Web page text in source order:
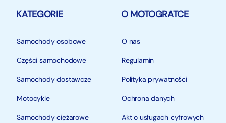
KATEGORIE
Samochody osobowe
Części samochodowe
Samochody dostawcze
Motocykle
Samochody ciężarowe
O MOTOGRATCE
O nas
Regulamin
Polityka prywatności
Ochrona danych
Akt o usługach cyfrowych